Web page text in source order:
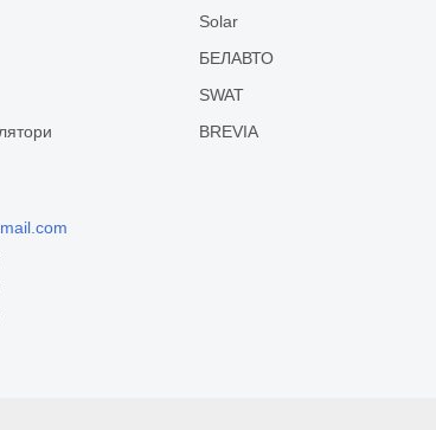
Solar
БЕЛАВТО
SWAT
BREVIA